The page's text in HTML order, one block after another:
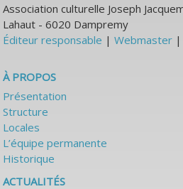
Association culturelle Joseph
Lahaut - 6020 Dampremy
Éditeur responsable |Webmaster
À PROPOS
Présentation
Structure
Locales
L’équipe permanente
Historique
ACTUALITÉS